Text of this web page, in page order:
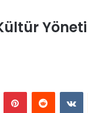
Pinterest Reddit VKontakte